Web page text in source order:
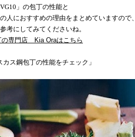
VG10 」の包丁の性能と
人におすすめの理由をまとめていますので、
考にしてみてくださいね。
の専門店 Kia Oraはこちら
カス鋼包丁の性能をチェック」